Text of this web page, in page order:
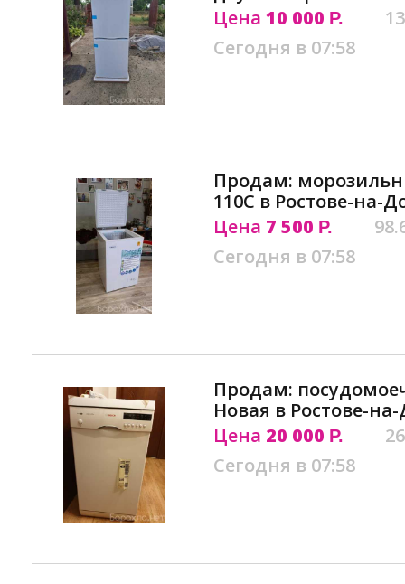
Цена 10 000 Р.
Сегодня в 07:58
Продам:
110C в Ростове-на-
Цена 7 500 Р.
Сегодня в 07:58
Продам:
Новая в Ростове-
Цена 20 000 Р.
Сегодня в 07:58